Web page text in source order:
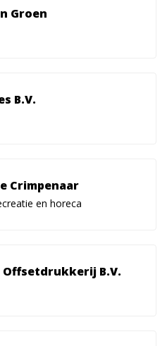
Groen
B.V.
Crimpenaar
en horeca
B.V.